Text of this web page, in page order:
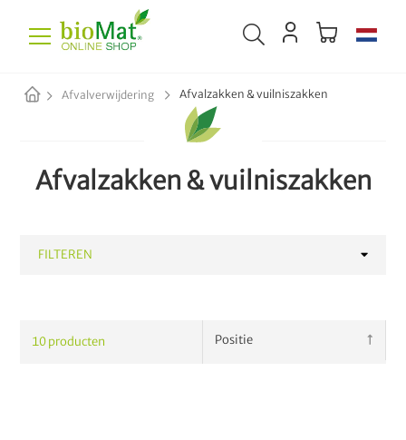
Afvalverwijdering Afvalzakken & vuilniszakken
Afvalzakken & vuilniszakken
10producten
FILTEREN
Afvalzakken & vuilniszakken